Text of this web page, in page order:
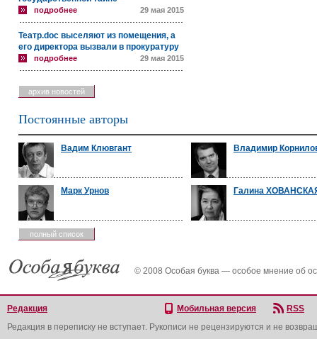
подробнее 29 мая 2015
Театр.doc выселяют из помещения, а
его директора вызвали в прокуратуру
подробнее 29 мая 2015
архив новостей
Постоянные авторы
Вадим Клювгант Владимир
Марк Урнов Галина
полный список
© 2008 Особая буква — особое мнение об
Редакция Мобильная версия
RSS
Редакция в переписку не вступает. Рукописи не рецензируются и не